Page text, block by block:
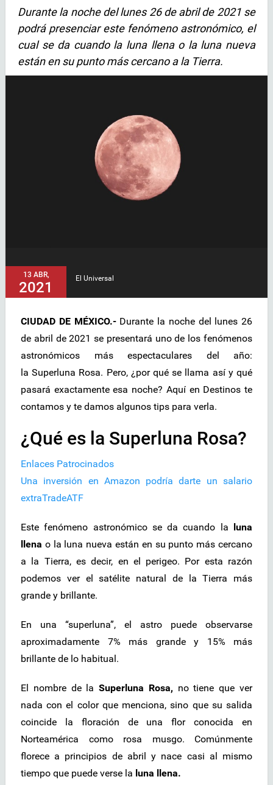
Durante la noche del lunes 26 de abril de 2021 se
podrá presenciar este fenómeno astronómico, el
cual se da cuando la luna llena o la luna nueva
están en su punto más cercano a la Tierra.
13 ABR,
2021
El Universal
CIUDAD DE MÉXICO.- Durante la noche del lunes 26
de abril de 2021 se presentará uno de los fenómenos
astronómicos más espectaculares del año:
la Superluna Rosa. Pero, ¿por qué se llama así y qué
pasará exactamente esa noche? Aquí en Destinos te
contamos y te damos algunos tips para verla.
¿Qué es la Superluna Rosa?
Enlaces Patrocinados
Una inversión en Amazon podría darte un salario
extraTradeATF
Este fenómeno astronómico se da cuando la luna
llena o la luna nueva están en su punto más cercano
a la Tierra, es decir, en el perigeo. Por esta razón
podemos ver el satélite natural de la Tierra más
grande y brillante.
En una “superluna”, el astro puede observarse
aproximadamente 7% más grande y 15% más
brillante de lo habitual.
El nombre de la Superluna Rosa, no tiene que ver
nada con el color que menciona, sino que su salida
coincide la floración de una flor conocida en
Norteamérica como rosa musgo. Comúnmente
florece a principios de abril y nace casi al mismo
tiempo que puede verse la luna llena.